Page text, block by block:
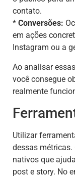
contato.
* Conversões:
em ações
Instagram ou a
Ao analisar
você consegue
realmente
Utilizar
dessas
nativos que
post e story. No